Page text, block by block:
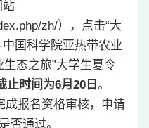
站
zh/），点击“大
国科学院亚热带农业
态之旅”大学生夏令
止时间为6月 20 日 。
成报名资格审核，申请
否通过。